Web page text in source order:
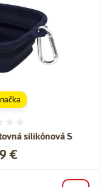
silikónová S
€